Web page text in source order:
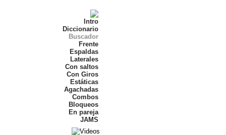
Intro
Diccionario
Buscador
Frente
Espaldas
Laterales
Con saltos
Con Giros
Estáticas
Agachadas
Combos
Bloqueos
En pareja
JAMS